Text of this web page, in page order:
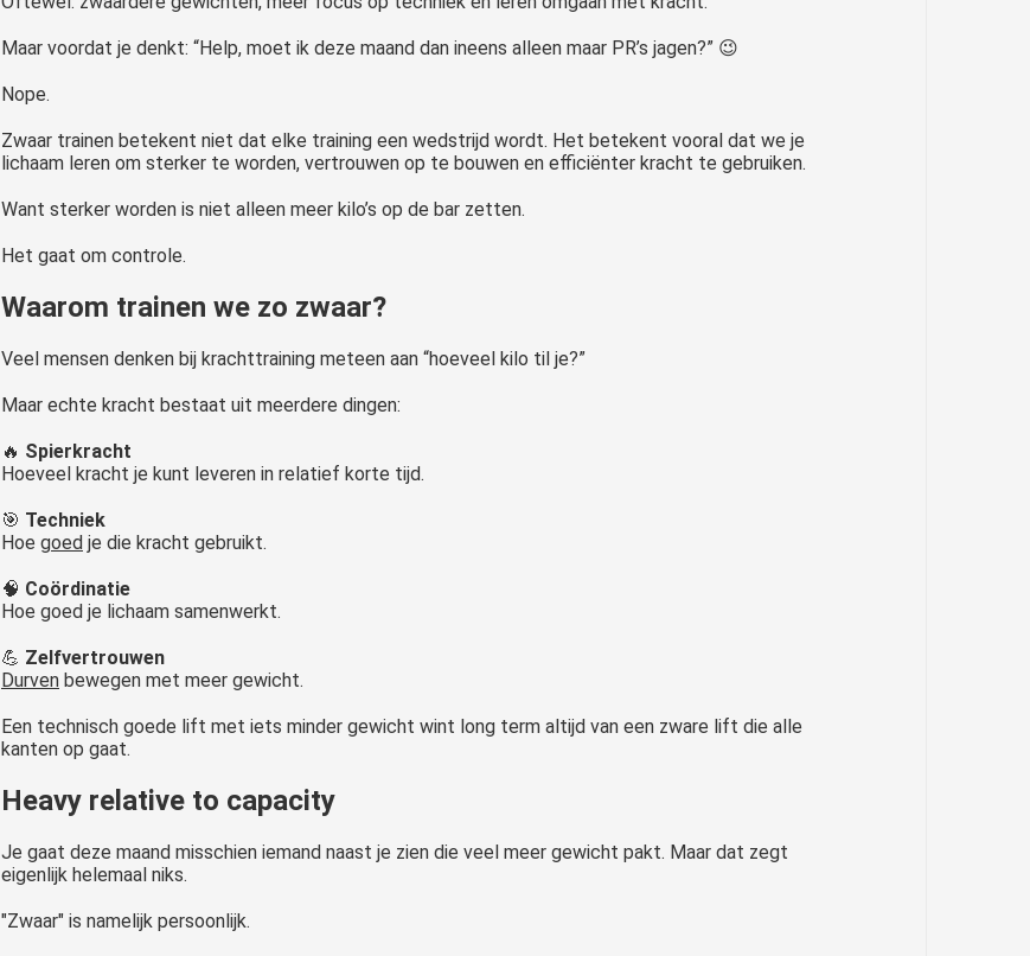
Maar voordat je denkt: “Help, moet ik deze maand dan ineens alleen maar PR’s jagen?” 😉
Nope.
Zwaar trainen betekent niet dat elke training een wedstrijd wordt. Het betekent vooral dat we je
lichaam leren om sterker te worden, vertrouwen op te bouwen en efficiënter kracht te gebruiken.
Want sterker worden is niet alleen meer kilo’s op de bar zetten.
Het gaat om controle.
Waarom trainen we zo zwaar?
Veel mensen denken bij krachttraining meteen aan “hoeveel kilo til je?”
Maar echte kracht bestaat uit meerdere dingen:
🔥 Spierkracht
Hoeveel kracht je kunt leveren in relatief korte tijd.
🎯 Techniek
Hoe goed je die kracht gebruikt.
🧠 Coördinatie
Hoe goed je lichaam samenwerkt.
💪 Zelfvertrouwen
Durven bewegen met meer gewicht.
Een technisch goede lift met iets minder gewicht wint long term altijd van een zware lift die alle
kanten op gaat.
Heavy relative to capacity
Je gaat deze maand misschien iemand naast je zien die veel meer gewicht pakt. Maar dat zegt
eigenlijk helemaal niks.
"Zwaar" is namelijk persoonlijk.